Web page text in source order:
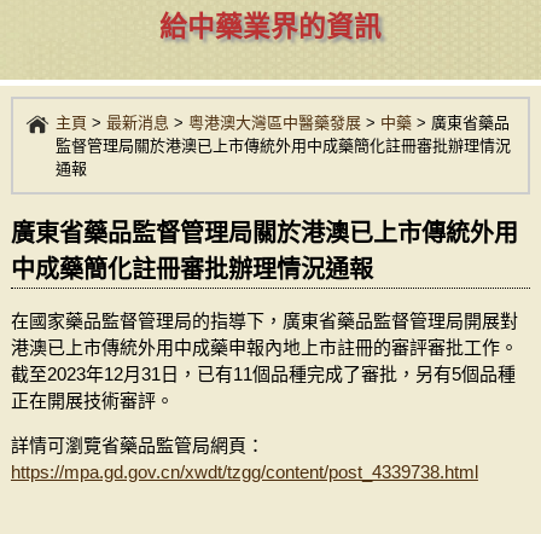
給中藥業界的資訊
主頁 > 最新消息 > 粵港澳大灣區中醫藥發展> 中藥> 廣東省藥品
監督管理局關於港澳已上市傳統外用中成藥簡化註冊審批辦理情況
通報
廣東省藥品監督管理局關於港澳已上市傳統外用
中成藥簡化註冊審批辦理情況通報
在國家藥品監督管理局的指導下，廣東省藥品監督管理局開展對
港澳已上市傳統外用中成藥申報內地上市註冊的審評審批工作。
截至2023年12月31日，已有11個品種完成了審批，另有5個品種
正在開展技術審評。
詳情可瀏覽省藥品監管局網頁：
https://mpa.gd.gov.cn/xwdt/tzgg/content/post_4339738.html